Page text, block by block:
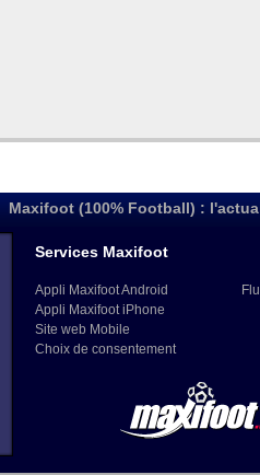
Maxifoot (100% Football) :
Services Maxifoot
Appli Maxifoot Android
Appli Maxifoot iPhone
Site web Mobile
Choix de consentement